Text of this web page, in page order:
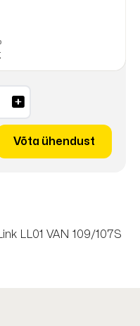
Võta ühendust
LL01 VAN 109/107S